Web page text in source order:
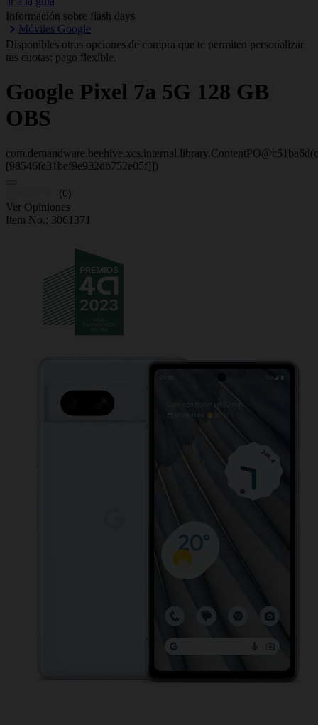
Información sobre flash days
Móviles Google
Disponibles otras opciones de compra que te permiten personalizar
tus cuotas: pago flexible.
Google Pixel 7a 5G 128 GB
OBS
[98546fe31bef9e932db752e05f]])
(0)
Ver Opiniones
Item No.; 3061371